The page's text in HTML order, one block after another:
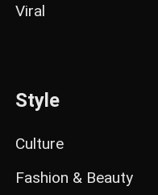
Viral
Style
Culture
Fashion & Beauty